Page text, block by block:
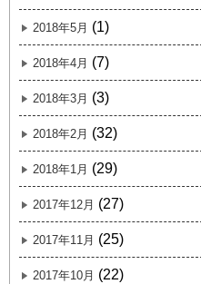
2018年5月 (1)
2018年4月 (7)
2018年3月 (3)
2018年2月 (32)
2018年1月 (29)
2017年12月 (27)
2017年11月 (25)
2017年10月 (22)